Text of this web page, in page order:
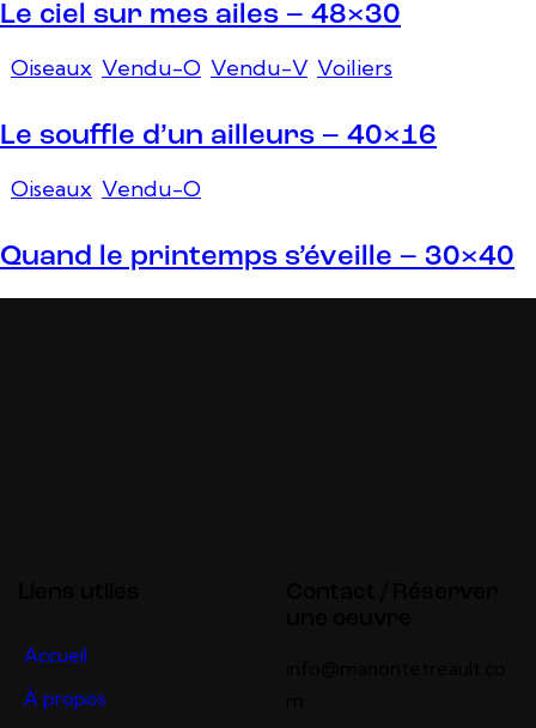
Le ciel sur mes ailes – 48×30
Oiseaux Vendu-O Vendu-V Voiliers
Le souffle d’un ailleurs – 40×16
Oiseaux Vendu-O
Quand le printemps s’éveille – 30×40
Accueil
À propos